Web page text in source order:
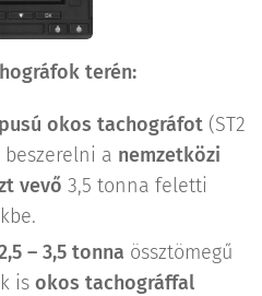
terén:
okos tachográfot (ST2
beszerelni a nemzetközi
vevő 3,5 tonna feletti
– 3,5 tonna össztömegű
is okos tachográffal